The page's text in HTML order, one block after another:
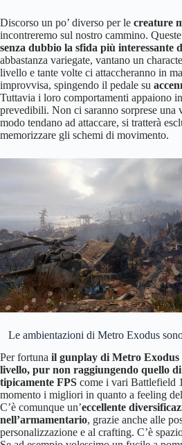
Discorso un po’ diverso per le creature
incontreremo sul nostro cammino. Queste
senza dubbio la sfida più interessante
abbastanza variegate, vantano un
livello e tante volte ci attaccheranno in
improvvisa, spingendo il pedale su
Tuttavia i loro comportamenti appaiono
prevedibili. Non ci saranno sorprese una
modo tendano ad attaccare, si tratterà
memorizzare gli schemi di movimento.
Le ambientazioni di Metro Exodus
Per fortuna il gunplay di Metro Exodus
livello, pur non raggiungendo quello
tipicamente FPS come i vari Battlefield
momento i migliori in quanto a feeling
C’è comunque un’eccellente
nell’armamentario, grazie anche alle
personalizzazione e al crafting. C’è